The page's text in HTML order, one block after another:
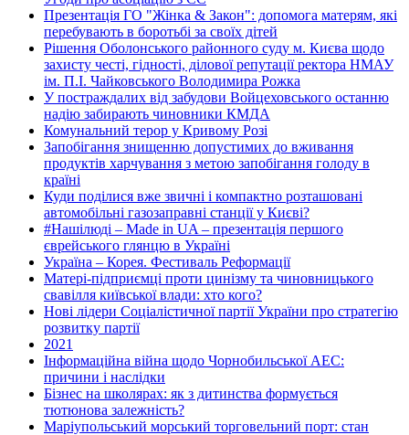
Презентація ГО "Жінка & Закон": допомога матерям, які
перебувають в боротьбі за своїх дітей
Рішення Оболонського районного суду м. Києва щодо
захисту честі, гідності, ділової репутації ректора НМАУ
ім. П.І. Чайковського Володимира Рожка
У постраждалих від забудови Войцеховського останню
надію забирають чиновники КМДА
Комунальний терор у Кривому Розі
Запобігання знищенню допустимих до вживання
продуктів харчування з метою запобігання голоду в
країні
Куди поділися вже звичні і компактно розташовані
автомобільні газозаправні станції у Києві?
#Нашілюді – Made in UA – презентація першого
єврейського глянцю в Україні
Україна – Корея. Фестиваль Реформації
Матері-підприємці проти цинізму та чиновницького
свавілля київської влади: хто кого?
Нові лідери Соціалістичної партії України про стратегію
розвитку партії
2021
Інформаційна війна щодо Чорнобильської АЕС:
причини і наслідки
Бізнес на школярах: як з дитинства формується
тютюнова залежність?
Маріупольський морський торговельний порт: стан